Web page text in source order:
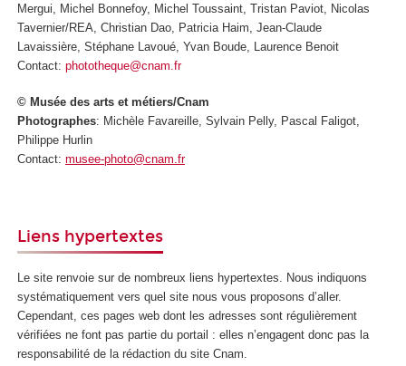
Mergui, Michel Bonnefoy, Michel Toussaint, Tristan Paviot, Nicolas
Tavernier/REA, Christian Dao, Patricia Haim, Jean-Claude
Lavaissière, Stéphane Lavoué, Yvan Boude, Laurence Benoit
Contact:phototheque@cnam.fr
© Musée des arts et métiers/Cnam
Photographes: Michèle Favareille, Sylvain Pelly, Pascal Faligot,
Philippe Hurlin
Contact:musee-photo@cnam.fr
Liens hypertextes
Le site renvoie sur de nombreux liens hypertextes. Nous indiquons
systématiquement vers quel site nous vous proposons d’aller.
Cependant, ces pages web dont les adresses sont régulièrement
vérifiées ne font pas partie du portail : elles n’engagent donc pas la
responsabilité de la rédaction du site Cnam.